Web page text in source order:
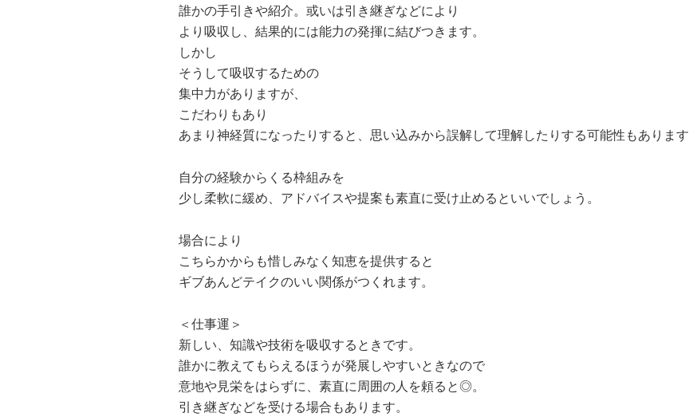
誰かの手引きや紹介。或いは引き継ぎなどにより
より吸収し、結果的には能力の発揮に結びつきます。
しかし
そうして吸収するための
集中力がありますが、
こだわりもあり
あまり神経質になったりすると、思い込みから誤解して理解したりする可能性もあります
自分の経験からくる枠組みを
少し柔軟に緩め、アドバイスや提案も素直に受け止めるといいでしょう。
場合により
こちらかからも惜しみなく知恵を提供すると
ギブあんどテイクのいい関係がつくれます。
＜仕事運＞
新しい、知識や技術を吸収するときです。
誰かに教えてもらえるほうが発展しやすいときなので
意地や見栄をはらずに、素直に周囲の人を頼ると◎。
引き継ぎなどを受ける場合もあります。